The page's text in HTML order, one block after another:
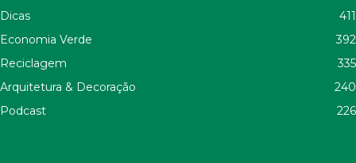
Dicas
411
Economia Verde
392
Reciclagem
335
Arquitetura & Decoração
240
Podcast
226